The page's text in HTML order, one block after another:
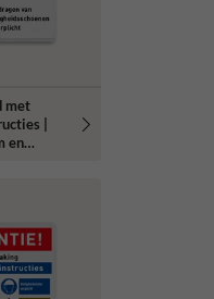
met
|
en